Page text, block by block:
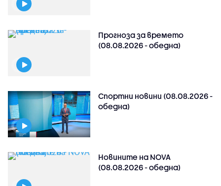
Прогноза за времето
(08.08.2026 - обедна)
Спортни новини (08.08.2026 -
обедна)
Новините на NOVA
(08.08.2026 - обедна)